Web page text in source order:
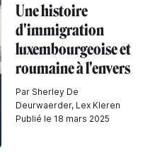
Une histoire
d'immigration
luxembourgeoise et
roumaine à l'envers
Par Sherley De
Deurwaerder, Lex Kleren
Publié le 18 mars 2025